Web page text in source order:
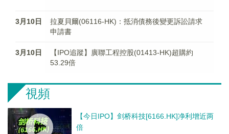
3月10日
拉夏貝爾(06116-HK)：抵消債務後變更訴訟請求
申請書
3月10日
【IPO追蹤】廣聯工程控股(01413-HK)超購約
53.29倍
視頻
【今日IPO】剑桥科技[6166.HK]净利增近两
倍